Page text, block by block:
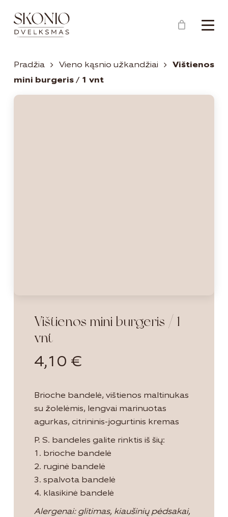
Menu
Krepšelis Close
Cart
Pradžia Vieno kąsnio užkandžiai
Vištienos
mini burgeris / 1 vnt
Vištienos mini burgeris / 1
vnt
4,10 €
Brioche bandelė, vištienos maltinukas
su žolelėmis, lengvai marinuotas
agurkas, citrininis-jogurtinis kremas
P. S. bandeles galite rinktis iš šių:
1. brioche bandelė
2. ruginė bandelė
3. spalvota bandelė
4. klasikinė bandelė
Alergenai: glitimas, kiaušinių pėdsakai,